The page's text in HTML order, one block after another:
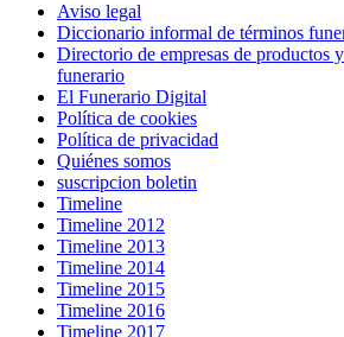
Aviso legal
Diccionario informal de términos
Directorio de empresas de productos
funerario
El Funerario Digital
Política de cookies
Política de privacidad
Quiénes somos
suscripcion boletin
Timeline
Timeline 2012
Timeline 2013
Timeline 2014
Timeline 2015
Timeline 2016
Timeline 2017